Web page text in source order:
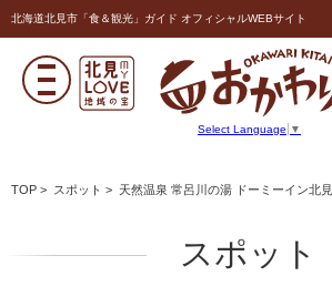
北海道北見市「食＆観光」ガイド オフィシャルWEBサイト
Select Language ▼
TOP > スポット > 天然温泉 常呂川の湯 ドーミーイン北見
スポット